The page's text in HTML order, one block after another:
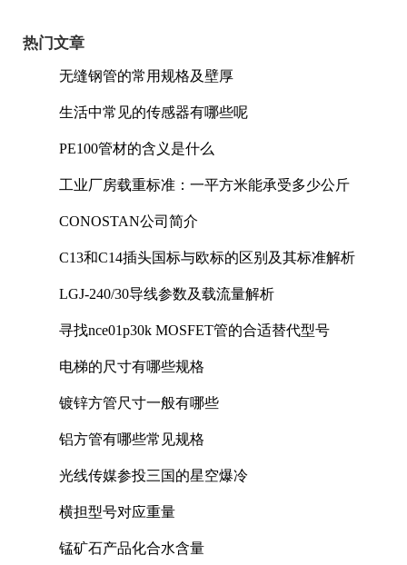
热门文章
无缝钢管的常用规格及壁厚
生活中常见的传感器有哪些呢
PE100管材的含义是什么
工业厂房载重标准：一平方米能承受多少公斤
CONOSTAN公司简介
C13和C14插头国标与欧标的区别及其标准解析
LGJ-240/30导线参数及载流量解析
寻找nce01p30k MOSFET管的合适替代型号
电梯的尺寸有哪些规格
镀锌方管尺寸一般有哪些
铝方管有哪些常见规格
光线传媒参投三国的星空爆冷
横担型号对应重量
锰矿石产品化合水含量